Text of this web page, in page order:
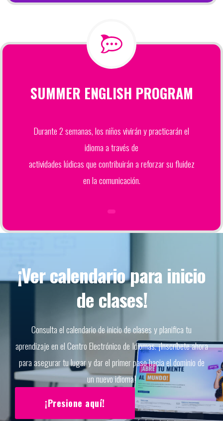
SUMMER ENGLISH PROGRAM
Durante 2 semanas, los niños vivirán y practicarán el
idioma a través de
actividades lúdicas que contribuirán a reforzar su fluidez
en la comunicación.
¡Ver calendario para inicio
de clases!
Consulta el calendario de inicio de clases y planifica tu
aprendizaje en el Centro Electrónico de Idiomas. ¡Inscríbete ahora
para asegurar tu lugar y dar el primer paso hacia el dominio de
un nuevo idioma!
¡Presione aquí!